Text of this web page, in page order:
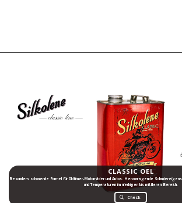
CLASSIC OEL
Besonders schonende Formel für Oldtimer-Motorräder und Autos. Hervorragende
und Temperaturen im niedrigen bis mittleren Bereich.
Check